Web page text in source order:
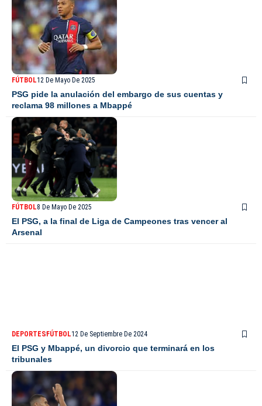
FÚTBOL12 De Mayo De 2025
PSG pide la anulación del embargo de sus cuentas y
reclama 98 millones a Mbappé
FÚTBOL8 De Mayo De 2025
El PSG, a la final de Liga de Campeones tras vencer al
Arsenal
DEPORTESFÚTBOL12 De Septiembre De 2024
El PSG y Mbappé, un divorcio que terminará en los
tribunales